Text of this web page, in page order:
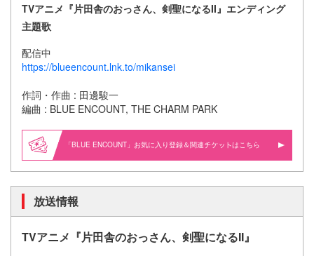
TVアニメ『片田舎のおっさん、剣聖になるII』エンディング
主題歌
配信中
https://blueencount.lnk.to/mikansei
作詞・作曲 : 田邊駿一
編曲 : BLUE ENCOUNT, THE CHARM PARK
「BLUE ENCOUNT」お気に入り登録＆関連 はこちら
放送情報
TVアニメ『片田舎のおっさん、剣聖になるII』